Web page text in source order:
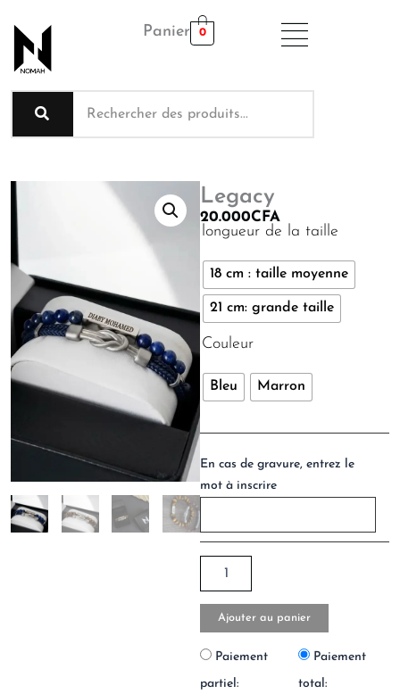
contenu
Panier 0
Legacy
20.000CFA
longueur de la taille
18 cm : taille moyenne
21 cm: grande taille
Couleur
Bleu Marron
En cas de gravure, entrez le
mot à inscrire
quantité
Legacy
Ajouter au panier
Paiement
partiel:
Paiement
total: